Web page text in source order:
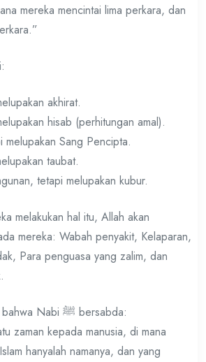
mereka mencintai lima perkara, dan
akhirat.
hisab (perhitungan amal).
Sang Pencipta.
taubat.
tetapi melupakan kubur.
melakukan hal itu, Allah akan
mereka: Wabah penyakit, Kelaparan,
Para penguasa yang zalim, dan
Dan diriwayatkan bahwa Nabi ﷺ bersabda:
zaman kepada manusia, di mana
hanyalah namanya, dan yang